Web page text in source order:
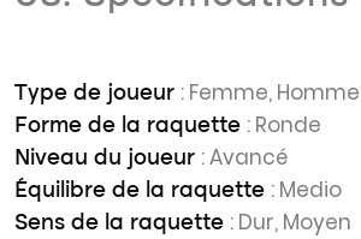
Type de joueur : Femme, Homme
Forme de la raquette : Ronde
Niveau du joueur : Avancé
Équilibre de la raquette : Medio
Sens de la raquette : Dur, Moyen